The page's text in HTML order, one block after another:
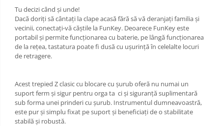
Tu decizi când și unde!
Dacă doriți să cântați la clape acasă fără să vă deranjați familia și
vecinii, conectați-vă căștile la FunKey. Deoarece FunKey este
portabil și permite funcționarea cu baterie, pe lângă funcționarea
de la rețea, tastatura poate fi dusă cu ușurință în celelalte locuri
de retragere.
Acest trepied Z clasic cu blocare cu șurub oferă nu numai un
suport ferm și sigur pentru orga ta ci și siguranță suplimentară
sub forma unei prinderi cu șurub. Instrumentul dumneavoastră,
este pur și simplu fixat pe suport și beneficiați de o stabilitate
stabilă și robustă.